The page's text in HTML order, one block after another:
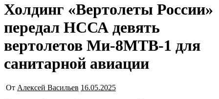
Холдинг «Вертолеты России»
передал НССА девять
вертолетов Ми-8МТВ-1 для
санитарной авиации
От Алексей Васильев 16.05.2025